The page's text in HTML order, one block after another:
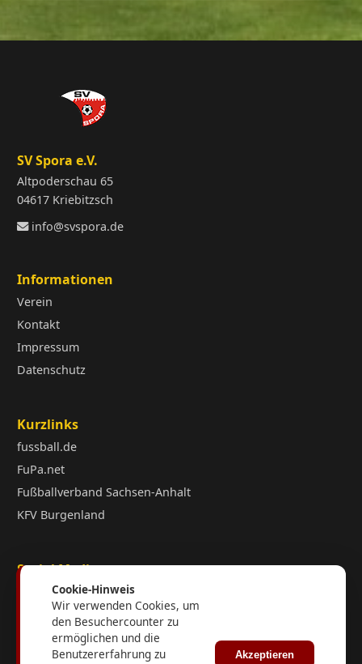
SV Spora e.V.
Altpoderschau 65
04617 Kriebitzsch
info@svspora.de
Informationen
Verein
Kontakt
Impressum
Datenschutz
Kurzlinks
fussball.de
FuPa.net
Fußballverband Sachsen-Anhalt
KFV Burgenland
Social Media
Cookie-Hinweis
Wir verwenden Cookies, um
den Besuchercounter zu
ermöglichen und die
Benutzererfahrung zu
Akzeptieren